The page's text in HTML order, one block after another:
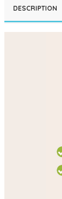
DESCRIPTION